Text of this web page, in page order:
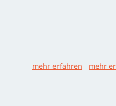
mehr erfahren mehr